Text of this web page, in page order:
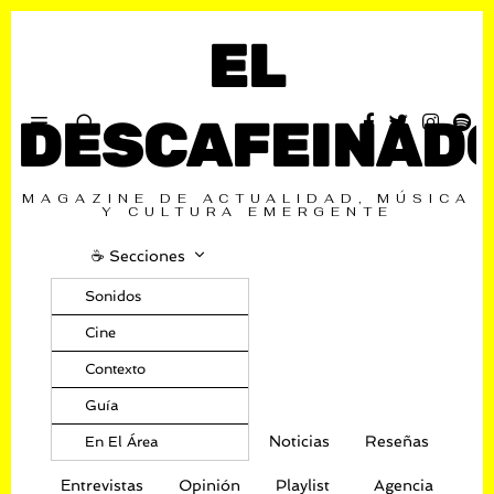
EL
MAGAZINE DE ACTUALIDAD, MÚSICA
Y CULTURA EMERGENTE
☕️ Secciones
Sonidos
Cine
Contexto
Guía
En El Área Noticias Reseñas
Entrevistas Opinión Playlist Agencia